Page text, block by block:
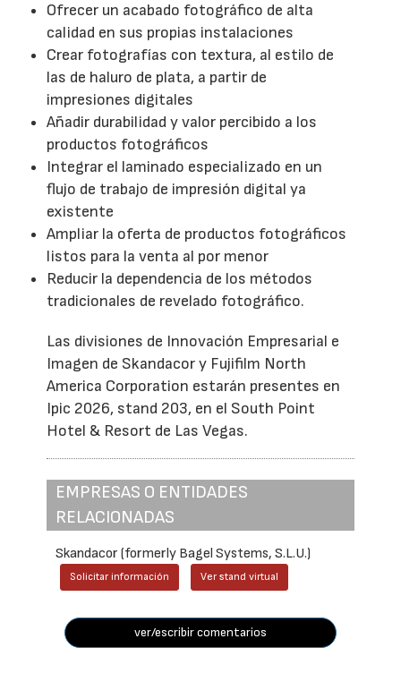
Ofrecer un acabado fotográfico de alta
calidad en sus propias instalaciones
Crear fotografías con textura, al estilo de
las de haluro de plata, a partir de
impresiones digitales
Añadir durabilidad y valor percibido a los
productos fotográficos
Integrar el laminado especializado en un
flujo de trabajo de impresión digital ya
existente
Ampliar la oferta de productos fotográficos
listos para la venta al por menor
Reducir la dependencia de los métodos
tradicionales de revelado fotográfico.
Las divisiones de Innovación Empresarial e
Imagen de Skandacor y Fujifilm North
America Corporation estarán presentes en
Ipic 2026, stand 203, en el South Point
Hotel & Resort de Las Vegas.
EMPRESAS O ENTIDADES
RELACIONADAS
Skandacor (formerly Bagel Systems, S.L.U.)
Solicitar información Ver stand virtual
ver/escribir comentarios